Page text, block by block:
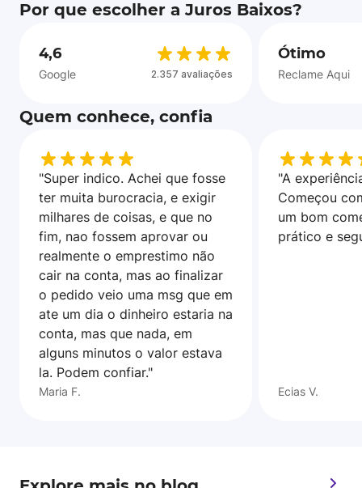
Por que escolher a Juros Baixos?
4,6
Google 2.357 avaliações
Ótimo
Reclame Aqui
Quem conhece, confia
"Super indico. Achei que fosse
ter muita burocracia, e exigir
milhares de coisas, e que no
fim, nao fossem aprovar ou
realmente o emprestimo não
cair na conta, mas ao finalizar
o pedido veio uma msg que em
ate um dia o dinheiro estaria na
conta, mas que nada, em
alguns minutos o valor estava
la. Podem confiar."
Maria F.
"A
Começou
um bom
prático e
Ecias V.